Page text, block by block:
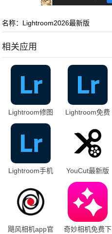
名称：Lightroom2026最新版
相关应用
Lightroom修图
软件
Lightroom免费
Lightroom手机
YouCut最新版
本
飓风相机app官
奇妙相机免费下